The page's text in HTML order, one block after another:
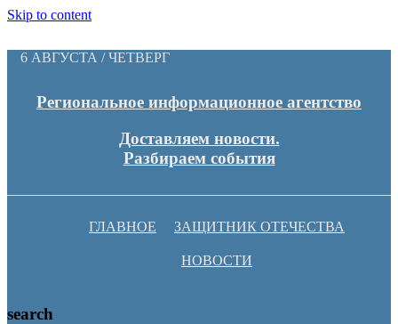
Skip to content
6 АВГУСТА / ЧЕТВЕРГ
Региональное информационное агентство
Доставляем новости.
Разбираем события
ГЛАВНОЕ ЗАЩИТНИК ОТЕЧЕСТВА
НОВОСТИ
search